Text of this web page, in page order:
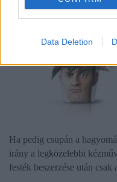
Data Deletion
Ha pedig csupán a
irány a legközelebbi
festék beszerzése után